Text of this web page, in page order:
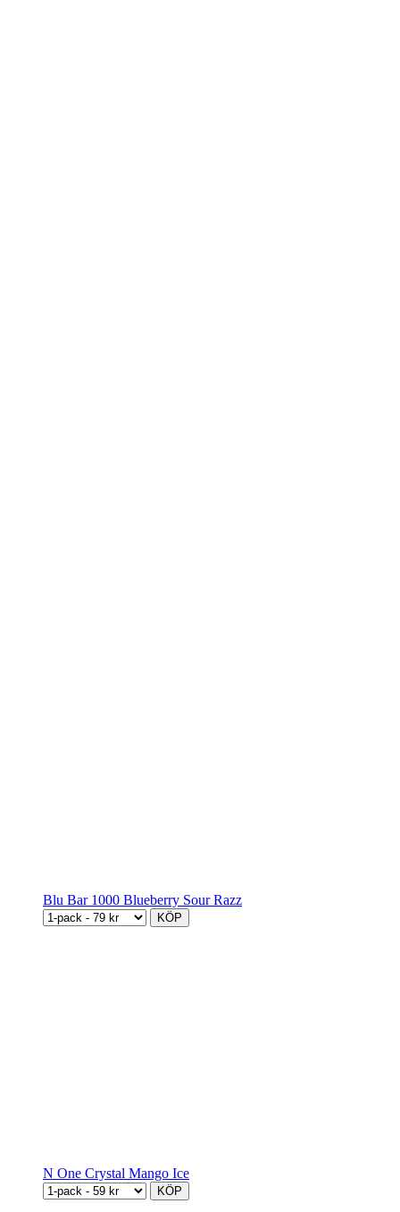
Blu Bar 1000 Blueberry Sour Razz
KÖP
N One Crystal Mango Ice
KÖP